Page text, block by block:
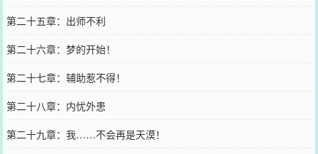
第二十五章：出师不利
第二十六章：梦的开始！
第二十七章：辅助惹不得！
第二十八章：内忧外患
第二十九章：我……不会再是天漠！